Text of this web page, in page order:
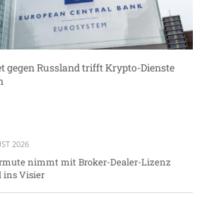
gegen Russland trifft Krypto-Dienste
2026
nimmt mit Broker-Dealer-Lizenz
ins Visier